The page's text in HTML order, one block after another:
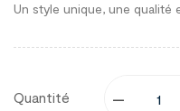
Un style unique, une qualité
Quantité